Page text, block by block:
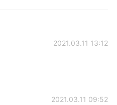
2021.03.11 13:12
2021.03.11 09:52